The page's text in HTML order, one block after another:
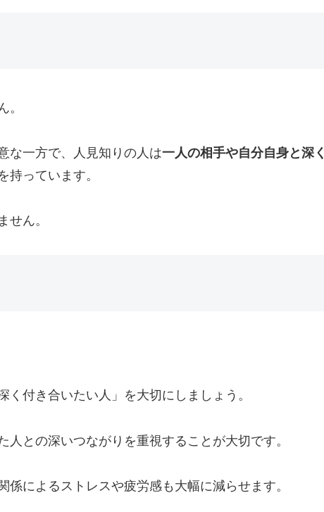
。
な一方で、人見知りの人は一人の相手や自分自身と深く
持っています。
せん。
付き合いたい人」を大切にしましょう。
との深いつながりを重視することが大切です。
によるストレスや疲労感も大幅に減らせます。